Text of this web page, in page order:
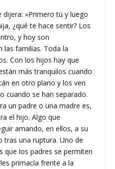
«Primero tú y luego
¿qué te hace sentir? Los
y hoy son
las familias. Toda la
Con los hijos hay que
más tranquilos cuando
en otro plano y los ven
cuando se han separado.
un padre o una madre es,
el hijo. Algo que
amando, en ellos, a su
tras una ruptura. Uno de
que los padres se permiten
primacía frente a la